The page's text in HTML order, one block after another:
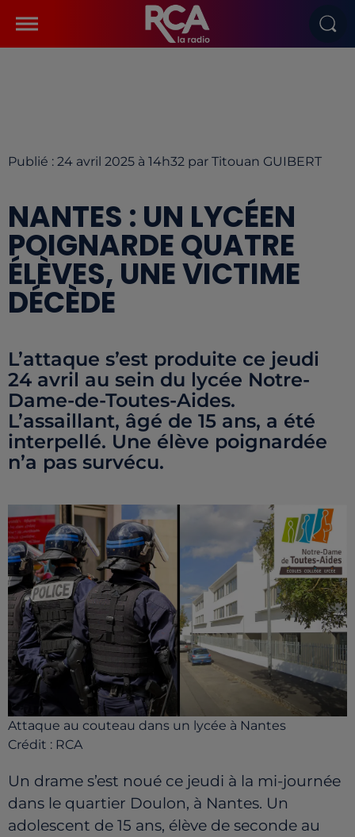
Publié : 24 avril 2025 à 14h32 par Titouan GUIBERT
NANTES : UN LYCÉEN
POIGNARDE QUATRE
ÉLÈVES, UNE VICTIME
DÉCÈDE
L’attaque s’est produite ce jeudi
24 avril au sein du lycée Notre-
Dame-de-Toutes-Aides.
L’assaillant, âgé de 15 ans, a été
interpellé. Une élève poignardée
n’a pas survécu.
Attaque au couteau dans un lycée à Nantes
Crédit : RCA
Un drame s’est noué ce jeudi à la mi-journée
dans le quartier Doulon, à Nantes. Un
adolescent de 15 ans, élève de seconde au